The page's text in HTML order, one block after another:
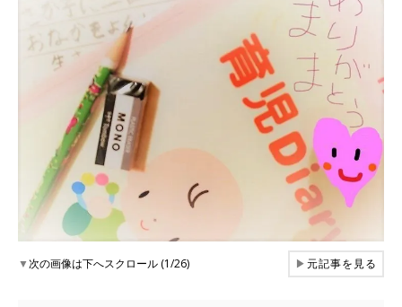
▼次の画像は下へスクロール (1/26) ▶元記事を見る